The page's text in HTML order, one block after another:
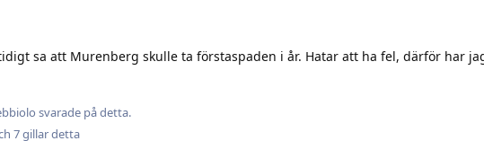
sa att Murenberg skulle ta förstaspaden i år. Hatar att ha fel, därför har
svarade på detta.
7gillar detta